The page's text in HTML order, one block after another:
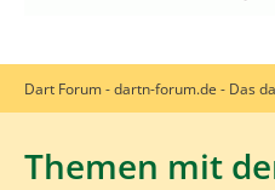
Dart Forum - dartn-forum.de - Das
Themen mit